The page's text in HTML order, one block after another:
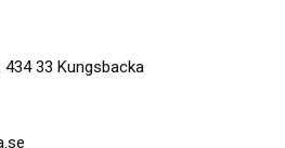
434 33 Kungsbacka